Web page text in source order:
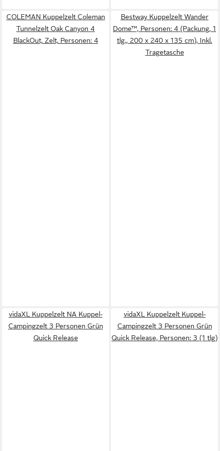
COLEMAN Kuppelzelt Coleman
Tunnelzelt Oak Canyon 4
BlackOut, Zelt, Personen: 4
Bestway Kuppelzelt Wander
Dome™, Personen: 4 (Packung, 1
tlg., 200 x 240 x 135 cm), Inkl.
Tragetasche
vidaXL Kuppelzelt NA Kuppel-
Campingzelt 3 Personen Grün
Quick Release
vidaXL Kuppelzelt Kuppel-
Campingzelt 3 Personen Grün
Quick Release, Personen: 3 (1 tlg)